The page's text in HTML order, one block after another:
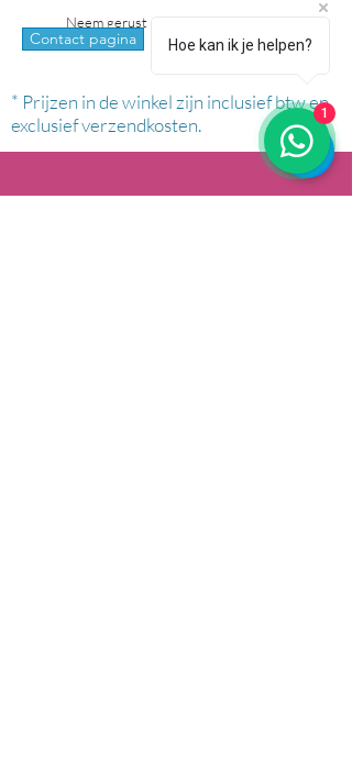
Neem gerust contact met me op via:
Contact pagina whatsapp
* Prijzen in de winkel zijn inclusief btw en
exclusief verzendkosten.
Hoe kan ik je helpen?
1